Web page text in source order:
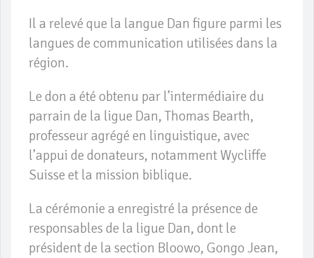
Il a relevé que la langue Dan figure parmi les
langues de communication utilisées dans la
région.
Le don a été obtenu par l’intermédiaire du
parrain de la ligue Dan, Thomas Bearth,
professeur agrégé en linguistique, avec
l’appui de donateurs, notamment Wycliffe
Suisse et la mission biblique.
La cérémonie a enregistré la présence de
responsables de la ligue Dan, dont le
président de la section Bloowo, Gongo Jean,